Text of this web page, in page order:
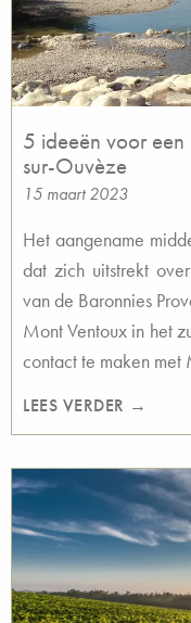
5 ideeën voor
sur-Ouvèze
15 maart 2023
Het aangename
dat zich uitstrekt
van de Baronnies
Mont Ventoux in het
contact te maken
LEES VERDER →